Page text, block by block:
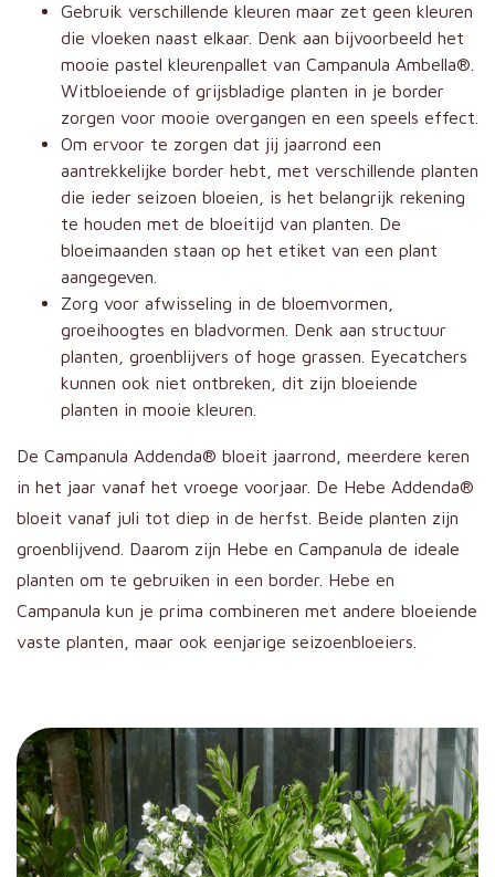
Gebruik verschillende kleuren maar zet geen kleuren
die vloeken naast elkaar. Denk aan bijvoorbeeld het
mooie pastel kleurenpallet van Campanula Ambella®.
Witbloeiende of grijsbladige planten in je border
zorgen voor mooie overgangen en een speels effect.
Om ervoor te zorgen dat jij jaarrond een
aantrekkelijke border hebt, met verschillende planten
die ieder seizoen bloeien, is het belangrijk rekening
te houden met de bloeitijd van planten. De
bloeimaanden staan op het etiket van een plant
aangegeven.
Zorg voor afwisseling in de bloemvormen,
groeihoogtes en bladvormen. Denk aan structuur
planten, groenblijvers of hoge grassen. Eyecatchers
kunnen ook niet ontbreken, dit zijn bloeiende
planten in mooie kleuren.
De Campanula Addenda® bloeit jaarrond, meerdere keren
in het jaar vanaf het vroege voorjaar. De Hebe Addenda®
bloeit vanaf juli tot diep in de herfst. Beide planten zijn
groenblijvend. Daarom zijn Hebe en Campanula de ideale
planten om te gebruiken in een border. Hebe en
Campanula kun je prima combineren met andere bloeiende
vaste planten, maar ook eenjarige seizoenbloeiers.